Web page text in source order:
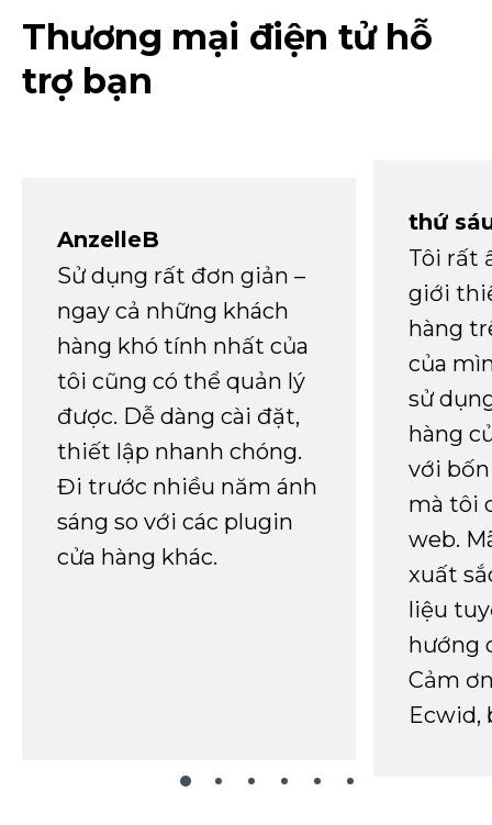
Thương mại điện tử hỗ
trợ bạn
AnzelleB
Sử dụng rất đơn giản –
ngay cả những khách
hàng khó tính nhất của
tôi cũng có thể quản lý
được. Dễ dàng cài đặt,
thiết lập nhanh chóng.
Đi trước nhiều năm ánh
sáng so với các plugin
cửa hàng khác.
thứ
Tôi rất
giới
hàng
của
sử
hàng
với
mà tôi
web.
xuất
liệu
hướng
Cảm
Ecwid,